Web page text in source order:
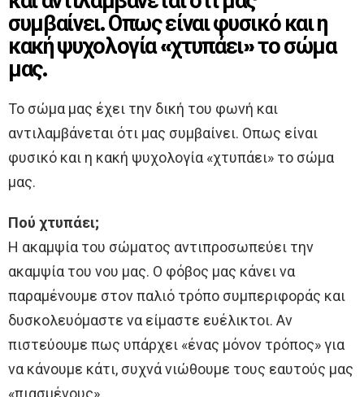
συμβαίνει. Οπως είναι φυσικό και η
κακή ψυχολογία «χτυπάει» το σώμα
μας.
Το σώμα μας έχει την δική του φωνή και
αντιλαμβάνεται ότι μας συμβαίνει. Οπως είναι
φυσικό και η κακή ψυχολογία «χτυπάει» το σώμα
μας.
Πού χτυπάει;
Η ακαμψία του σώματος αντιπροσωπεύει την
ακαμψία του νου μας. Ο φόβος μας κάνει να
παραμένουμε στον παλιό τρόπο συμπεριφοράς και
δυσκολευόμαστε να είμαστε ευέλικτοι. Αν
πιστεύουμε πως υπάρχει «ένας μόνον τρόπος» για
να κάνουμε κάτι, συχνά νιώθουμε τους εαυτούς μας